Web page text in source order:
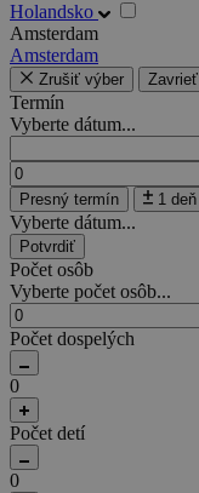
Holandsko
Amsterdam
Amsterdam
Zrušiť výber Zavrieť
Termín
Vyberte dátum...
Presný termín 1 deň
Vyberte dátum...
Potvrdiť
Počet osôb
Vyberte počet osôb...
Počet dospelých
0
Počet detí
0